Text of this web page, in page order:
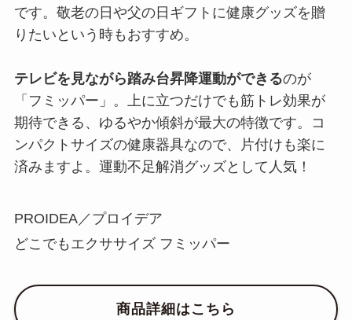
です。敬老の日や父の日ギフトに健康グッズを贈
りたいという時もおすすめ。
テレビを見ながら踏み台昇降運動ができるのが
「フミッパー」。上に立つだけでも筋トレ効果が
期待できる、ゆるやか傾斜が最大の特徴です。コ
ンパクトサイズの健康器具なので、片付けも楽に
済みますよ。運動不足解消グッズとして人気！
PROIDEA／プロイデア
どこでもエクササイズ フミッパー
商品詳細はこちら